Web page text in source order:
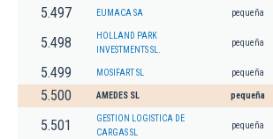
5.497 EUMACA SA pequeña
5.498
HOLLAND PARK
INVESTMENTS SL.
pequeña
5.499 MOSIFART SL pequeña
5.500 AMEDES SL pequeña
5.501
GESTION LOGISTICA DE
CARGAS SL
pequeña